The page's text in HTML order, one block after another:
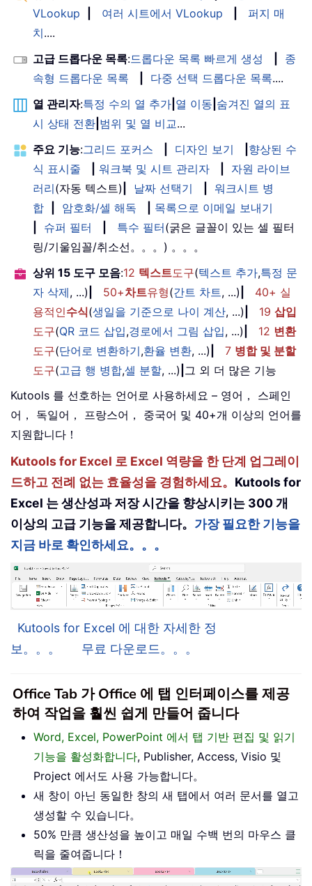
VLookup
여러 시트에서 VLookup
퍼지 매
치....
고급 드롭다운 목록:드롭다운 목록 빠르게 생성
종
속형 드롭다운 목록
다중 선택 드롭다운 목록....
열 관리자:특정 수의 열 추가 열 이동 숨겨진 열의 표
시 상태 전환 범위 및 열 비교...
주요 기능:그리드 포커스 디자인 보기
향상된 수
식 표시줄
워크북 및 시트 관리자
자원 라이브
러리(자동 텍스트) 날짜 선택기
워크시트 병
합
암호화/셀 해독
목록으로 이메일 보내기
슈퍼 필터 특수 필터(굵은 글꼴이 있는 셀 필터
링/기울임꼴/취소선。。。) 。。。
상위 15 도구 모음:12 텍스트도구(텍스트 추가,특정 문
자 삭제, ...) 50+차트유형(간트 차트, ...)
40+ 실
용적인수식(생일을 기준으로 나이 계산, ...) 19 삽입
도구(QR 코드 삽입,경로에서 그림 삽입, ...) 12 변환
도구(단어로 변환하기,환율 변환, ...) 7 병합 및 분할
도구(고급 행 병합,셀 분할, ...) 그 외 더 많은 기능
Kutools 를 선호하는 언어로 사용하세요 – 영어， 스페인
어， 독일어， 프랑스어， 중국어 및 40+개 이상의 언어를
지원합니다！
Kutools for Excel 로 Excel 역량을 한 단계 업그레이
드하고 전례 없는 효율성을 경험하세요。 Kutools for
Excel 는 생산성과 저장 시간을 향상시키는 300 개
이상의 고급 기능을 제공합니다。 가장 필요한 기능을
지금 바로 확인하세요。。。
Kutools for Excel 에 대한 자세한 정
보。。。
무료 다운로드。。。
Office Tab 가 Office 에 탭 인터페이스를 제공
하여 작업을 훨씬 쉽게 만들어 줍니다
Word, Excel, PowerPoint 에서 탭 기반 편집 및 읽기
기능을 활성화합니다, Publisher, Access, Visio 및
Project 에서도 사용 가능합니다。
새 창이 아닌 동일한 창의 새 탭에서 여러 문서를 열고
생성할 수 있습니다。
50% 만큼 생산성을 높이고 매일 수백 번의 마우스 클
릭을 줄여줍니다！